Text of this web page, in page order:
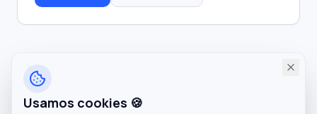
Usamos cookies 🍪